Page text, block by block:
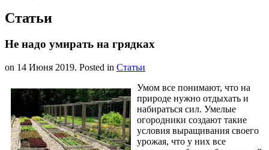
Статьи
Не надо умирать на грядках
on 14 Июня 2019. Posted in Статьи
Умом все понимают, что на
природе нужно отдыхать и
набираться сил. Умелые
огородники создают такие
условия выращивания своего
урожая, что у них все